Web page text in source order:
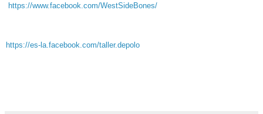
https://www.facebook.com/WestSideBones/
https://es-la.facebook.com/taller.depolo